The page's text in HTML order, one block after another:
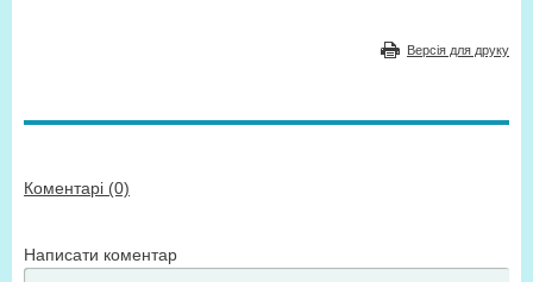
Версія для друку
Коментарі (0)
Написати коментар